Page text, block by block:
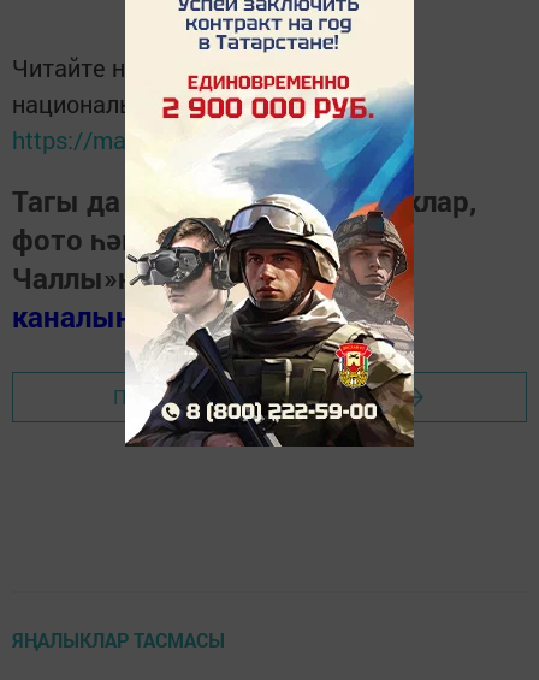
Читайте новости Татарстана в
национальном мессенджере MАХ:
https://max.ru/tatmedia
Тагы да кызыклырак яңалыклар,
фото һәм видеолар «Шәһри
Чаллы»ныңMAX
каналында (язылыгыз).
Перейти на страницу новости
ЯҢАЛЫКЛАР ТАСМАСЫ